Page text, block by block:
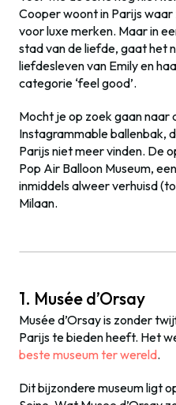
Cooper woont in Parijs
voor luxe merken. Maar in
stad van de liefde, gaat het
liefdesleven van Emily en
categorie ‘feel good’.
Mocht je op zoek gaan naar
Instagrammable ballenbak,
Parijs niet meer vinden. De
Pop Air Balloon Museum,
inmiddels alweer verhuisd
Milaan.
1. Musée d’Orsay
Musée d’Orsay is zonder
Parijs te bieden heeft. Het
beste museum ter wereld.
Dit bijzondere museum ligt